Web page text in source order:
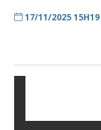
17/11/2025 15H19